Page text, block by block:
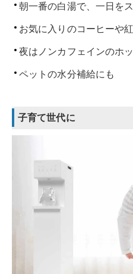
朝一番の白湯で、一日を
お気に入りのコーヒーや
夜はノンカフェインのホ
ペットの水分補給にも
子育て世代に